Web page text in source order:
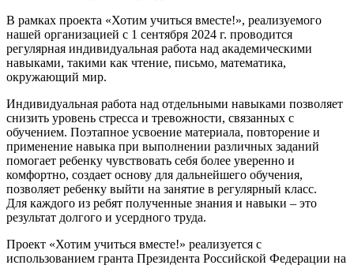
В рамках проекта «Хотим учиться вместе!», реализуемого
нашей организацией с 1 сентября 2024 г. проводится
регулярная индивидуальная работа над академическими
навыками, такими как чтение, письмо, математика,
окружающий мир.
Индивидуальная работа над отдельными навыками позволяет
снизить уровень стресса и тревожности, связанных с
обучением. Поэтапное усвоение материала, повторение и
применение навыка при выполнении различных заданий
помогает ребенку чувствовать себя более уверенно и
комфортно, создает основу для дальнейшего обучения,
позволяет ребенку выйти на занятие в регулярный класс.
Для каждого из ребят полученные знания и навыки – это
результат долгого и усердного труда.
Проект «Хотим учиться вместе!» реализуется с
использованием гранта Президента Российской Федерации на